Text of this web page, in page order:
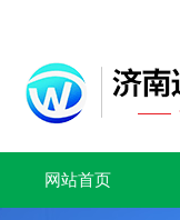
网站首页